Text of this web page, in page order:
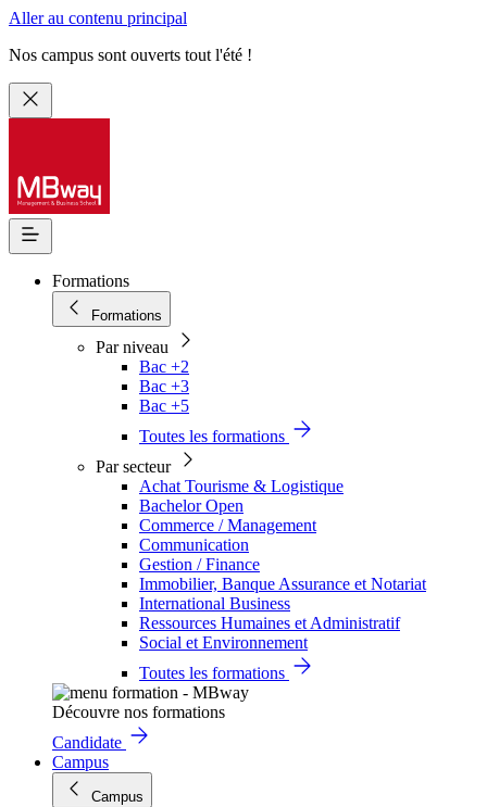
Aller au contenu principal
Nos campus sont ouverts tout l'été !
Formations
Formations
Par niveau
Bac +2
Bac +3
Bac +5
Toutes les formations
Par secteur
Achat Tourisme & Logistique
Bachelor Open
Commerce / Management
Communication
Gestion / Finance
Immobilier, Banque Assurance et Notariat
International Business
Ressources Humaines et Administratif
Social et Environnement
Toutes les formations
Découvre nos formations
Candidate
Campus
Campus